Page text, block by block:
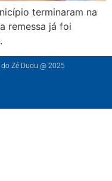
terminaram na
remessa já foi
Zé Dudu @ 2025